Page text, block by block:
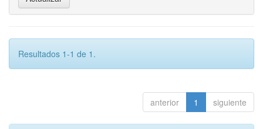
Resultados 1-1 de 1.
anterior 1 siguiente